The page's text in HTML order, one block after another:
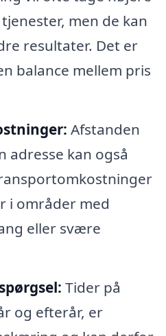
men de kan
resultater. Det er
balance mellem pris
Afstanden
adresse kan også
i områder med
eller svære
Tider på
og efterår, er